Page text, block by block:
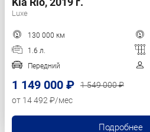
Luxe
130 000 км
1.6 л.
Передний
1 149 000 ₽
1 549 000 ₽
от 14 492 ₽/мес
Подробнее